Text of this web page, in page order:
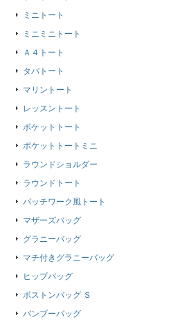
ミニトート
ミニミニトート
Ａ４トート
タパトート
マリントート
レッスントート
ポケットトート
ポケットトートミニ
ラウンドショルダー
ラウンドトート
パッチワーク風トート
マザーズバッグ
グラニーバッグ
マチ付きグラニーバッグ
ヒップバッグ
ボストンバッグ Ｓ
バンブーバッグ